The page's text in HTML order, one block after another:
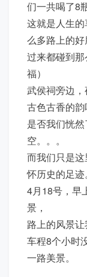
们一共喝了8
这就是人生
么多路上的
过来都碰到
福）
武侯祠旁边
古色古香的韵
是否我们恍
空。。。
而我们只是
怀历史的足迹。
4月18号，早
景，
路上的风景让
车程8个小时
一路美景。